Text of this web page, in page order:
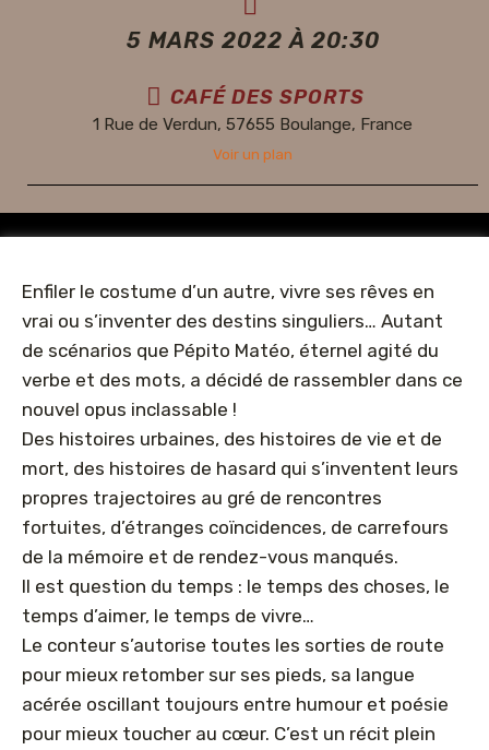
5 MARS 2022 À 20:30
CAFÉ DES SPORTS
1 Rue de Verdun, 57655 Boulange, France
Voir un plan
Enfiler le costume d’un autre, vivre ses rêves en
vrai ou s’inventer des destins singuliers… Autant
de scénarios que Pépito Matéo, éternel agité du
verbe et des mots, a décidé de rassembler dans ce
nouvel opus inclassable !
Des histoires urbaines, des histoires de vie et de
mort, des histoires de hasard qui s’inventent leurs
propres trajectoires au gré de rencontres
fortuites, d’étranges coïncidences, de carrefours
de la mémoire et de rendez-vous manqués.
Il est question du temps : le temps des choses, le
temps d’aimer, le temps de vivre…
Le conteur s’autorise toutes les sorties de route
pour mieux retomber sur ses pieds, sa langue
acérée oscillant toujours entre humour et poésie
pour mieux toucher au cœur. C’est un récit plein